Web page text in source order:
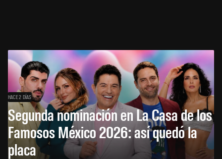
HACE 2 DÍAS
Segunda nominación en La Casa de los
Famosos México 2026: así quedó la
placa